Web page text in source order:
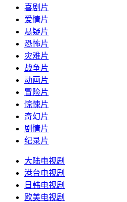
喜剧片
爱情片
悬疑片
恐怖片
灾难片
战争片
动画片
冒险片
惊悚片
奇幻片
剧情片
纪录片
大陆电视剧
港台电视剧
日韩电视剧
欧美电视剧